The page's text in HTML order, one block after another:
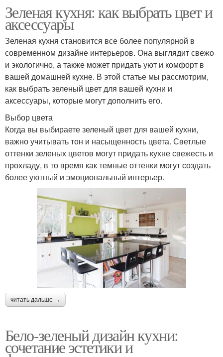
Зеленая кухня: как выбрать цвет и
аксессуары
Зеленая кухня становится все более популярной в
современном дизайне интерьеров. Она выглядит свежо
и экологично, а также может придать уют и комфорт в
вашей домашней кухне. В этой статье мы рассмотрим,
как выбрать зеленый цвет для вашей кухни и
аксессуары, которые могут дополнить его.
Выбор цвета
Когда вы выбираете зеленый цвет для вашей кухни,
важно учитывать тон и насыщенность цвета. Светлые
оттенки зеленых цветов могут придать кухне свежесть и
прохладу, в то время как темные оттенки могут создать
более уютный и эмоциональный интерьер.
читать дальше →
Бело-зеленый дизайн кухни:
сочетание эстетики и